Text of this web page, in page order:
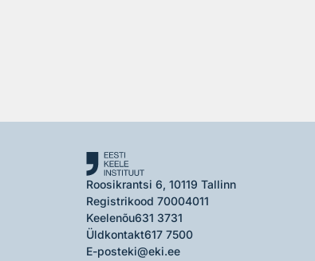
Roosikrantsi 6, 10119 Tallinn
Registrikood 70004011
Keelenõu631 3731
Üldkontakt617 7500
E-posteki@eki.ee